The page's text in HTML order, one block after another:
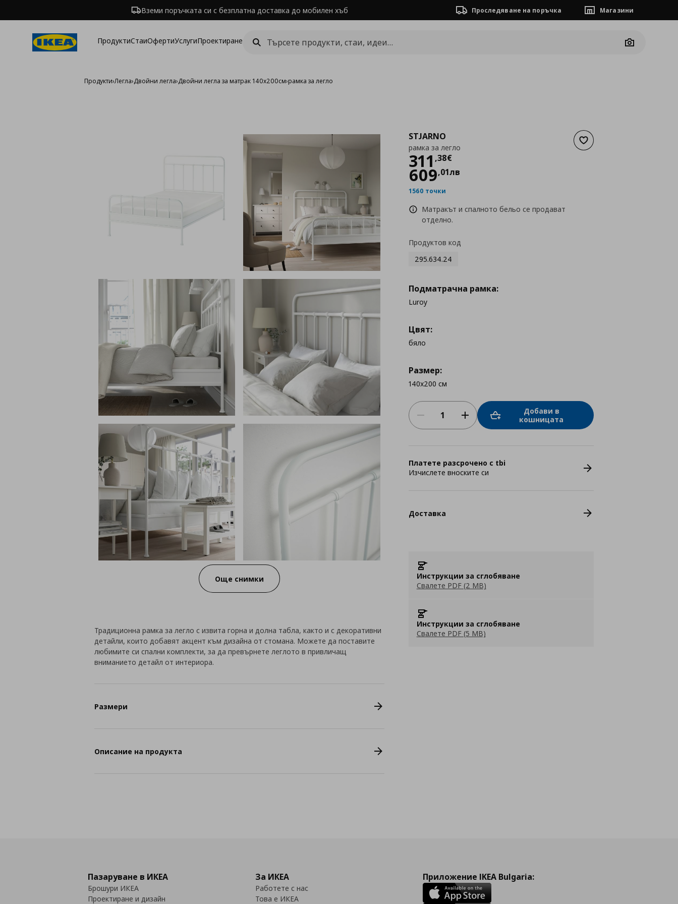
Вземи поръчката си с безплатна доставка до мобилен хъб Проследяване на поръчка Магазини
ПродуктиСтаиОфертиУслугиПроектиране
Camera
Продукти›Легла›Двойни легла›Двойни легла за матрак 140x200см›рамка за легло
Още снимки
Добави към списъка с
STJARNO
рамка за легло
311 ,38€
Цена
609,01лв
1560 точки
Матракът и спалното бельо се продават
отделно.
Продуктов код
295.634.24
Подматрачна рамка:
Luroy
Цвят:
бяло
Размер:
140x200 см
Добави в
кошницата
Платете разсрочено с tbi
Изчислете вноските си
Доставка
Инструкции за сглобяване
Свалете PDF (2 MB)
Инструкции за сглобяване
Свалете PDF (5 MB)
Традиционна рамка за легло с извита горна и долна табла, както и с декоративни
детайли, които добавят акцент към дизайна от стомана. Можете да поставите
любимите си спални комплекти, за да превърнете леглото в привличащ
вниманието детайл от интериора.
Размери
Описание на продукта
Пазаруване в ИКЕА
Брошури ИКЕА
Проектиране и дизайн
За ИКЕА
Работете с нас
Това е ИКЕА
Приложение IKEA Bulgaria: